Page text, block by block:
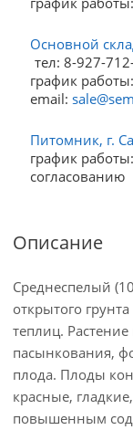
Основной
тел: 8-927-
график
email:
Питомник, г.
график
согласованию
Описание
Среднеспелый
открытого
теплиц.
пасынкования,
плода. Плоды
красные,
повышенным